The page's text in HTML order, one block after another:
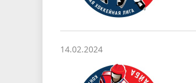
14.02.2024